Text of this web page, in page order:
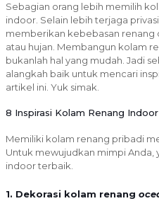
Sebagian orang lebih memilih
indoor. Selain lebih terjaga
memberikan kebebasan renang
atau hujan. Membangun kolam
bukanlah hal yang mudah. Jadi
alangkah baik untuk mencari
artikel ini. Yuk simak.
8 Inspirasi Kolam Renang Indoor
Memiliki kolam renang pribadi
Untuk mewujudkan mimpi Anda,
indoor terbaik.
1. Dekorasi kolam renang